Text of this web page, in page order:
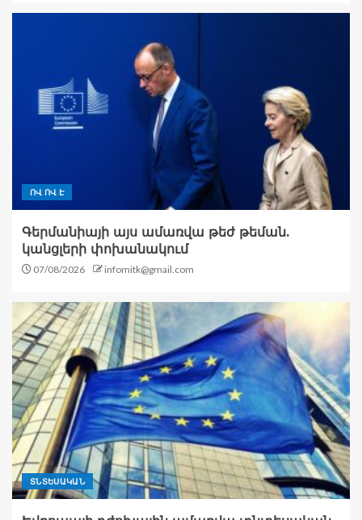
ՈՎ ՈՎ Է
Գերմանիայի այս ամառվա թեժ թեման.
կանցլերի փոխանակում
07/08/2026 infomitk@gmail.com
ՏՆՏԵՍԱԿԱՆ